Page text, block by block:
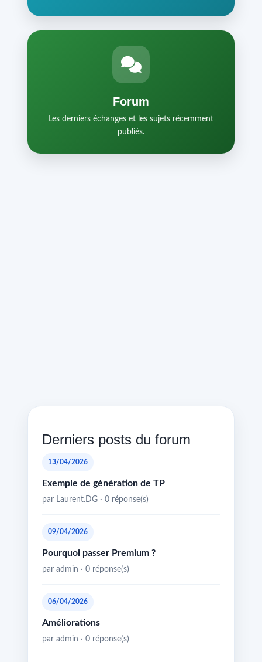
Forum
Les derniers échanges et les sujets récemment
publiés.
Derniers posts du forum
13/04/2026
Exemple de génération de TP
par Laurent.DG · 0 réponse(s)
09/04/2026
Pourquoi passer Premium ?
par admin · 0 réponse(s)
06/04/2026
Améliorations
par admin · 0 réponse(s)